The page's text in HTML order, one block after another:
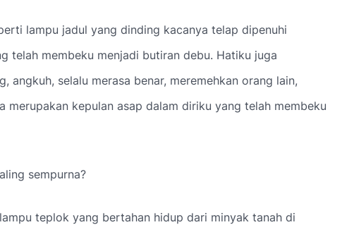
lampu jadul yang dinding kacanya telap dipenuhi
telah membeku menjadi butiran debu. Hatiku juga
angkuh, selalu merasa benar, meremehkan orang lain,
merupakan kepulan asap dalam diriku yang telah membeku
sempurna?
teplok yang bertahan hidup dari minyak tanah di